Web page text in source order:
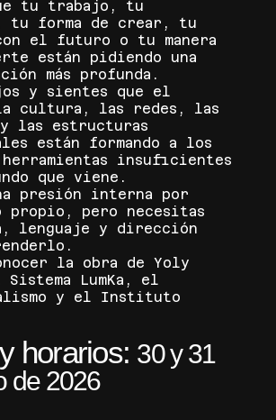
tu trabajo, tu
tu forma de crear, tu
el futuro o tu manera
están pidiendo una
más profunda.
y sientes que el
cultura, las redes, las
las estructuras
están formando a los
insuficientes
que viene.
presión interna por
propio, pero necesitas
lenguaje y dirección
la obra de Yoly
Sistema LumKa, el
y el Instituto
horarios: 30 y 31
de 2026